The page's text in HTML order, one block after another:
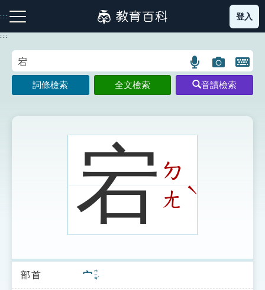
到
主
:::
注音索引圖示 筆畫索引圖示 部首索引表圖示
索引選單
登入
:::
語
言
搜
示
圖
片
搜
開
鍵
圖
詞條檢索 全文檢索 音讀檢索
宕ㄉ
ㄤˋ
部首 宀 ㄇㄧㄢˊ